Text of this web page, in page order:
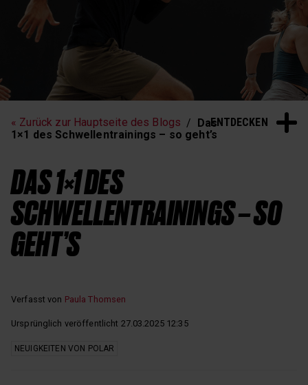
ENTDECKEN
Schlaf und Erholung
« Zurück zur Hauptseite des Blogs
Das
1×1 des Schwellentrainings – so geht’s
DAS 1×1 DES
SCHWELLENTRAININGS – SO
GEHT’S
Verfasst von Paula Thomsen
Ursprünglich veröffentlicht 27.03.2025 12:35
NEUIGKEITEN VON POLAR